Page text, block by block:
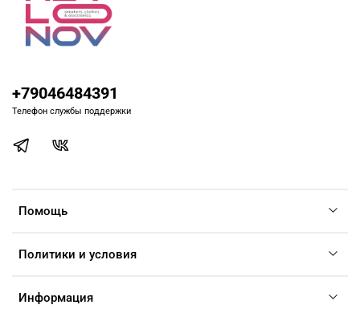
Помощь
Политики и условия
Информация
+79046484391
Телефон службы поддержки